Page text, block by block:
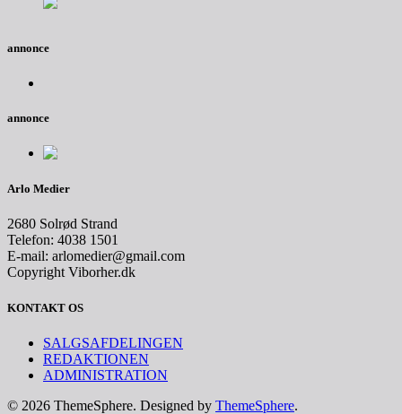
annonce
annonce
Arlo Medier
2680 Solrød Strand
Telefon: 4038 1501
E-mail: arlomedier@gmail.com
Copyright Viborher.dk
KONTAKT OS
SALGSAFDELINGEN
REDAKTIONEN
ADMINISTRATION
© 2026 ThemeSphere. Designed by ThemeSphere.